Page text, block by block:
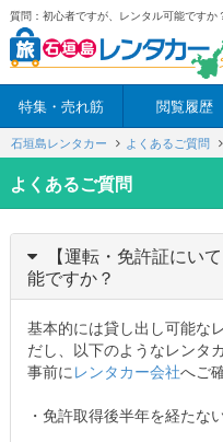
質問：初心者ですが、レンタル可能ですか
特集・売れ筋 閲覧履歴
石垣島レンタカー よくあるご質問
よくあるご質問
【運転・免許証にい
能ですか？
基本的には貸し出し可能な
だし、以下のようなレンタ
事前にレンタカー会社へご
・免許取得後半年を経たな